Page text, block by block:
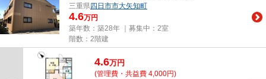
三重県四日市市大矢知町
4.6万円
築年数：築28年 ｜募集中： 2室
階数：2階建
4.6万円
(管理費・共益費 4,000円)